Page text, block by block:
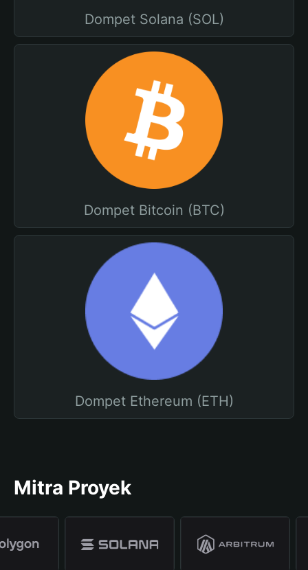
Dompet Solana (SOL)
Dompet Bitcoin (BTC)
Dompet Ethereum (ETH)
Mitra Proyek